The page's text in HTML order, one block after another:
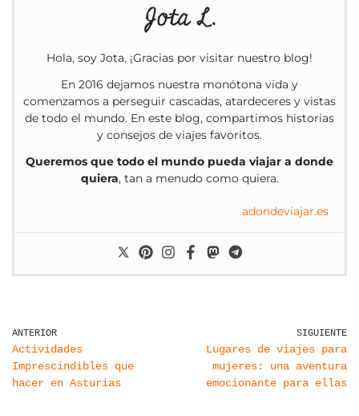
Jota L.
Hola, soy Jota, ¡Gracias por visitar nuestro blog!
En 2016 dejamos nuestra monótona vida y
comenzamos a perseguir cascadas, atardeceres y vistas
de todo el mundo. En este blog, compartimos historias
y consejos de viajes favoritos.
Queremos que todo el mundo pueda viajar a donde
quiera, tan a menudo como quiera.
adondeviajar.es
ANTERIOR
Actividades
Imprescindibles que
hacer en Asturias
SIGUIENTE
Lugares de viajes para
mujeres: una aventura
emocionante para ellas